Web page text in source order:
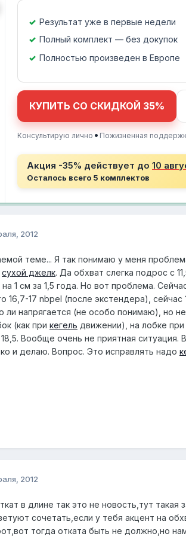
Результат уже в первые недели
Полный комплект — без докупок
Полностью произведен в Европе
КУПИТЬ СО СКИДКОЙ 35%
Консультирую лично • Пожизненная
Акция -35% действует до 10
Осталось всего 5 комплектов
2012
теме... Я так понимаю у меня
сухой джелк. Да обхват слегка подрос с
1 см за 1,5 года. Но вот проблема.
16,7-17 nbpel (после экстендера),
ли напрягается (не особо понимаю), но
(как при кегель движении), на лобке
Вообще очень не приятная
и делаю. Вопрос. Это исправлять надо
2012
в длине так это не новость,тут
сочетать,если у тебя акцент на
тогда отката быть не должно,но